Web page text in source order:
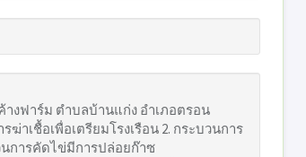
งฟาร์ม ตำบลบ้านแก่ง อำเภอตรอน
าเชื้อเพื่อเตรียมโรงเรือน 2. กระบวนการ
นการคัดไข่มีการปล่อยก๊าซ